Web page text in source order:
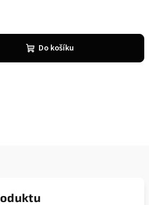
Do košíku